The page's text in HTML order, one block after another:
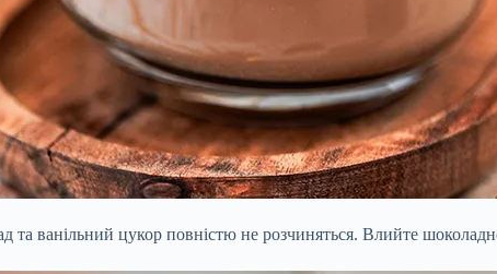
ванільний цукор повністю не розчиняться. Влийте